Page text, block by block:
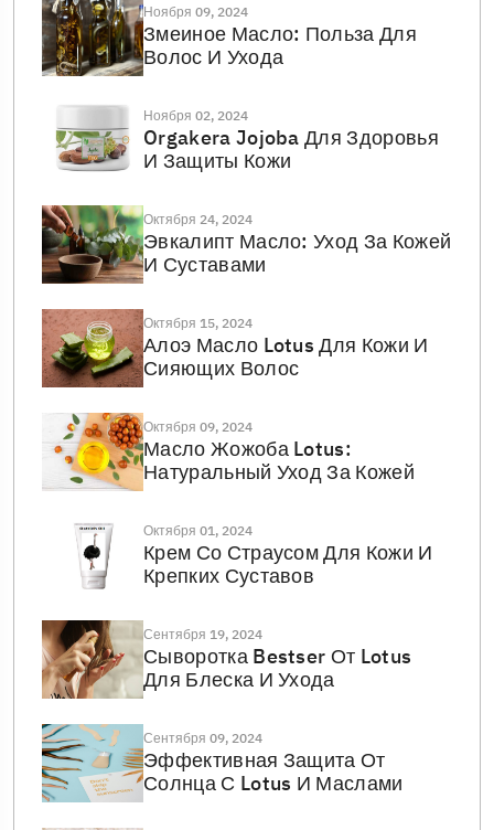
Ноября 09, 2024
Змеиное Масло: Польза Для
Волос И Ухода
Ноября 02, 2024
Orgakera Jojoba Для Здоровья
И Защиты Кожи
Октября 24, 2024
Эвкалипт Масло: Уход За Кожей
И Суставами
Октября 15, 2024
Алоэ Масло Lotus Для Кожи И
Сияющих Волос
Октября 09, 2024
Масло Жожоба Lotus:
Натуральный Уход За Кожей
Октября 01, 2024
Крем Со Страусом Для Кожи И
Крепких Суставов
Сентября 19, 2024
Сыворотка Bestser От Lotus
Для Блеска И Ухода
Сентября 09, 2024
Эффективная Защита От
Солнца С Lotus И Маслами